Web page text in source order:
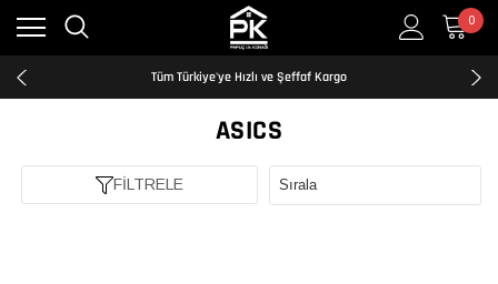
0
Kredi Kartına Taksit İmkanı
2500₺ ve Üzeri Ücretsiz Kargo
Tüm Türkiye'ye Hızlı ve Şeffaf Kargo
Kredi Kartına Taksit İmkanı
2500₺ ve Üzeri Ücretsiz Kargo
Tüm Türkiye'ye Hızlı ve Şeffaf Kargo
Kredi Kartına Taksit İmkanı
ASICS
FİLTRELE